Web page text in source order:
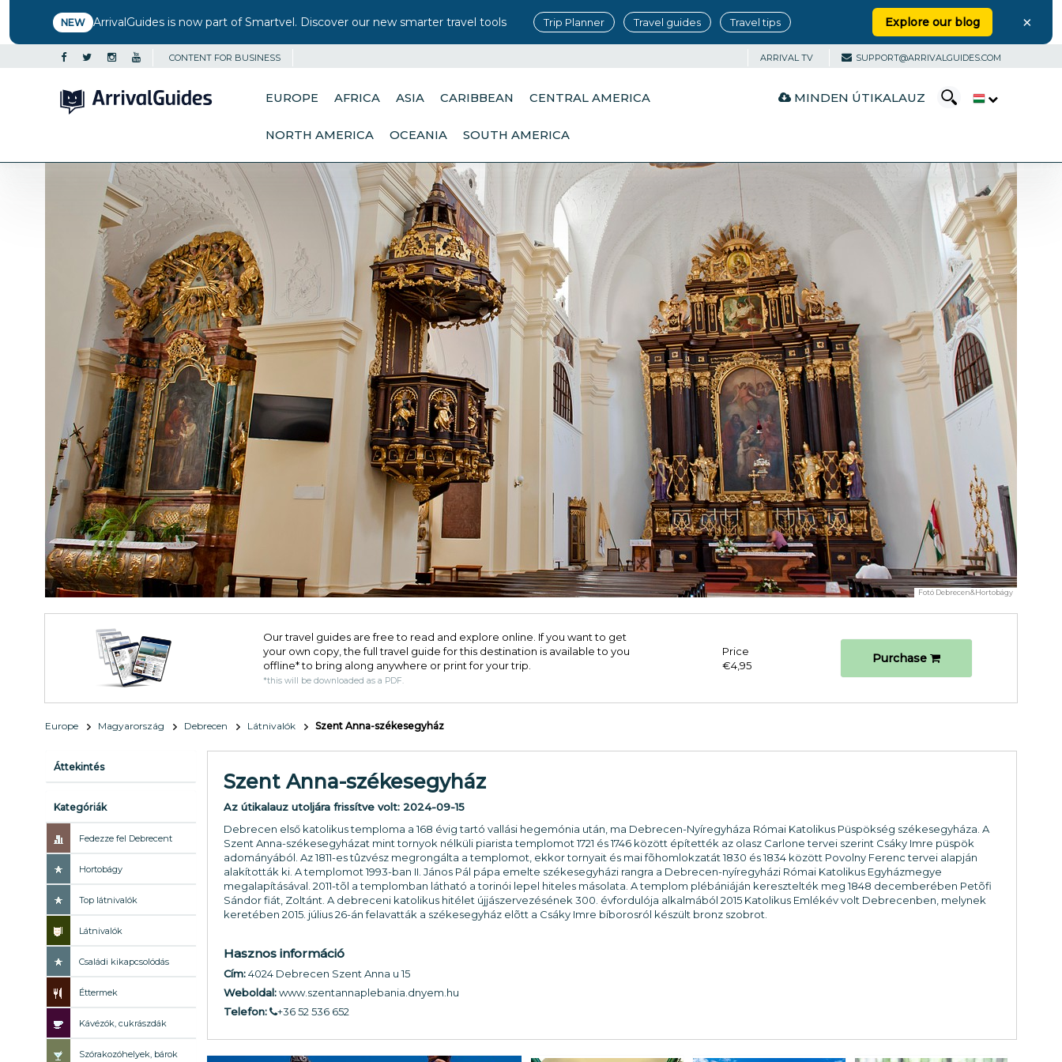
NEW ArrivalGuides is now part of Smartvel. Discover our new smarter travel tools Trip Planner Travel guides Travel tips Explore our blog ×
CONTENT FOR BUSINESS ARRIVAL TV SUPPORT@ARRIVALGUIDES.COM
EUROPE AFRICA ASIA CARIBBEAN CENTRAL AMERICA
NORTH AMERICA OCEANIA SOUTH AMERICA
MINDEN ÚTIKALAUZ
Fotó Debrecen&Hortobágy
Our travel guides are free to read and explore online. If you want to get
your own copy, the full travel guide for this destination is available to you
offline* to bring along anywhere or print for your trip.​
*this will be downloaded as a PDF.
Price
€4,95
Purchase
Europe Magyarország Debrecen Látnivalók Szent Anna-székesegyház
Áttekintés
Kategóriák
Fedezze fel Debrecent
Hortobágy
Top látnivalók
Látnivalók
Családi kikapcsolódás
Éttermek
Kávézók, cukrászdák
Szórakozóhelyek, bárok
Szent Anna-székesegyház
Az útikalauz utoljára frissítve volt: 2024-09-15
Debrecen első katolikus temploma a 168 évig tartó vallási hegemónia után, ma Debrecen-Nyíregyháza Római Katolikus Püspökség székesegyháza. A
Szent Anna-székesegyházat mint tornyok nélküli piarista templomot 1721 és 1746 között építették az olasz Carlone tervei szerint Csáky Imre püspök
adományából. Az 1811-es tûzvész megrongálta a templomot, ekkor tornyait és mai fõhomlokzatát 1830 és 1834 között Povolny Ferenc tervei alapján
alakították ki. A templomot 1993-ban II. János Pál pápa emelte székesegyházi rangra a Debrecen-nyíregyházi Római Katolikus Egyházmegye
megalapításával. 2011-tõl a templomban látható a torinói lepel hiteles másolata. A templom plébániáján keresztelték meg 1848 decemberében Petõfi
Sándor fiát, Zoltánt. A debreceni katolikus hitélet újjászervezésének 300. évfordulója alkalmából 2015 Katolikus Emlékév volt Debrecenben, melynek
keretében 2015. július 26-án felavatták a székesegyház elõtt a Csáky Imre bíborosról készült bronz szobrot.
Hasznos információ
Cím:4024 Debrecen Szent Anna u 15
Weboldal:www.szentannaplebania.dnyem.hu
Telefon:
+36 52 536 652